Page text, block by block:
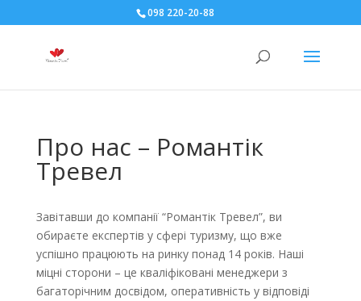
098 220-20-88
Про нас – Романтік
Тревел
Завітавши до компанії “Романтік Тревел”, ви
обираєте експертів у сфері туризму, що вже
успішно працюють на ринку понад 14 років. Наші
міцні сторони – це кваліфіковані менеджери з
багаторічним досвідом, оперативність у відповіді